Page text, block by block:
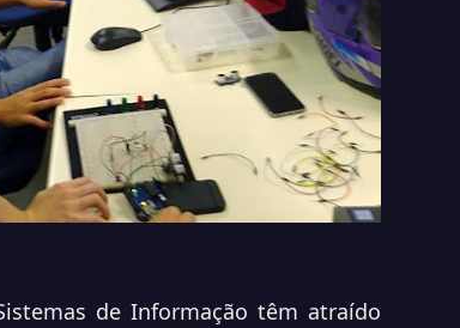
de Informação têm atraído